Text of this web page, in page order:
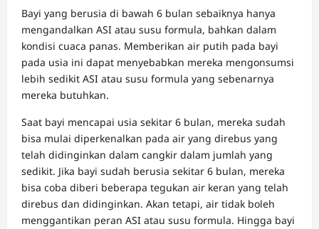
Bayi yang berusia di bawah 6 bulan sebaiknya hanya
mengandalkan ASI atau susu formula, bahkan dalam
kondisi cuaca panas. Memberikan air putih pada bayi
pada usia ini dapat menyebabkan mereka mengonsumsi
lebih sedikit ASI atau susu formula yang sebenarnya
mereka butuhkan.
Saat bayi mencapai usia sekitar 6 bulan, mereka sudah
bisa mulai diperkenalkan pada air yang direbus yang
telah didinginkan dalam cangkir dalam jumlah yang
sedikit. Jika bayi sudah berusia sekitar 6 bulan, mereka
bisa coba diberi beberapa tegukan air keran yang telah
direbus dan didinginkan. Akan tetapi, air tidak boleh
menggantikan peran ASI atau susu formula. Hingga bayi